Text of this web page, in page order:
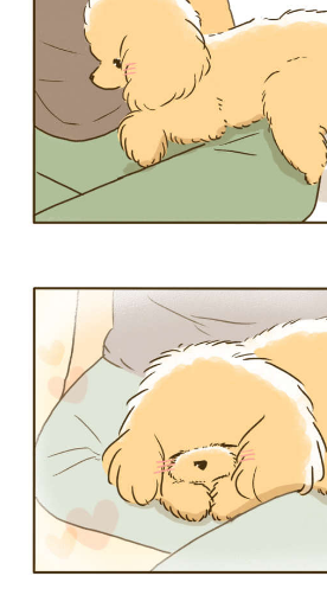
pecodogs
いぬ部をフォロー
ねこ
PECOアプリをダウンロー
アプリで開く
アプリをダウンロ